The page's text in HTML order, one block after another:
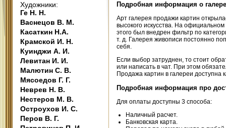
Художники:
Ге Н. Н.
Васнецов В. М.
Касаткин Н.А.
Крамской И. Н.
Куинджи А. И.
Левитан И. И.
Малютин С. В.
Мясоедов Г. Г.
Неврев Н. В.
Нестеров М. В.
Остроухов И. С.
Перов В. Г.
Подробная информация о
Арт галерея продажи картин
высокого искусства. На
этого был внедрен фильтр по
т. д. Галерея живописи постоянно
себя.
Если выбор затруднен, то стоит
или написать в чат. При этом
Продажа картин в галереи
Подробная информация про
Для оплаты доступны 3 способа:
Наличный расчет.
Банковская карта.